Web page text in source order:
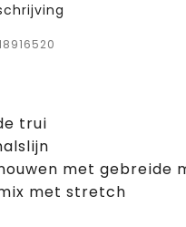
trui
met gebreide
met stretch